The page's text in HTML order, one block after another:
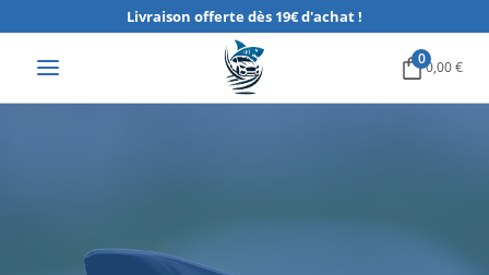
contenu
Livraison offerte dès 19€ d'achat !
00,00€